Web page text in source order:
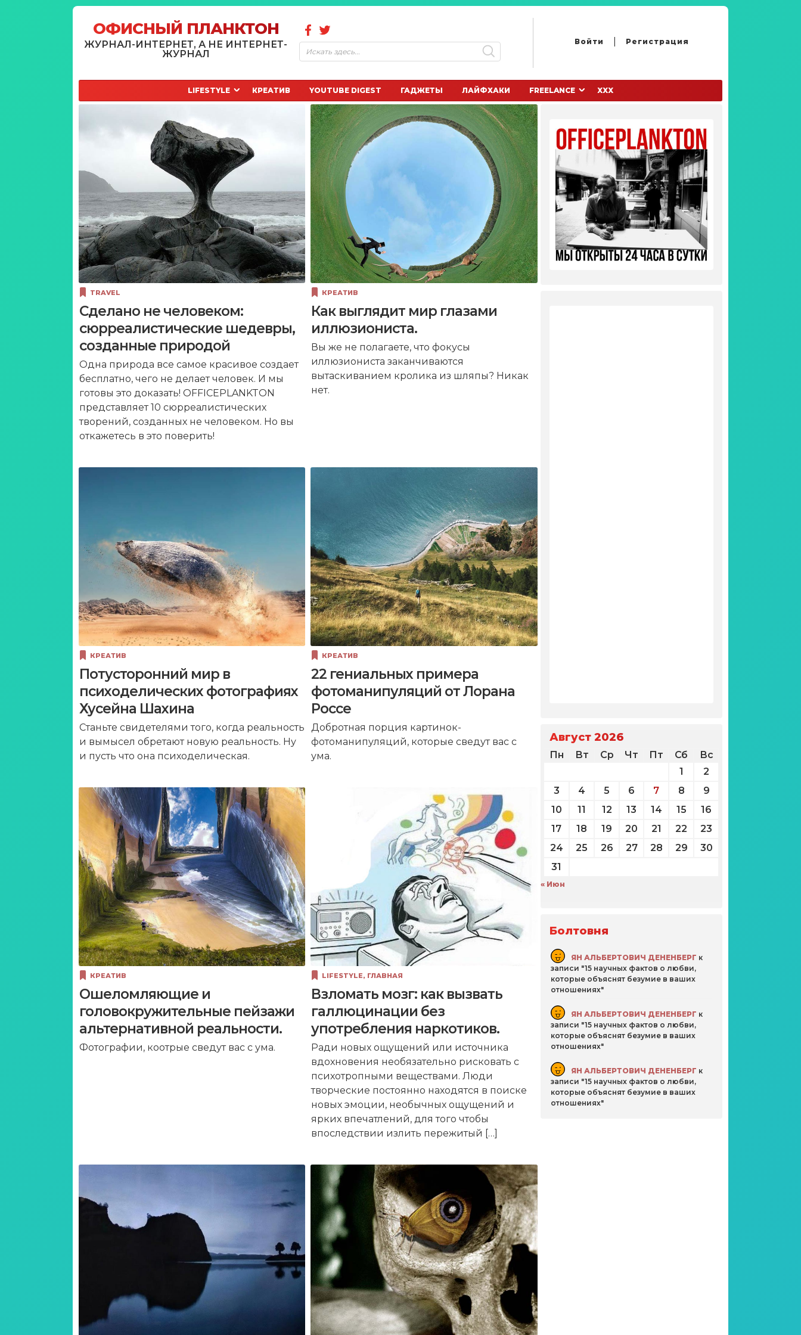
ОФИСНЫЙ ПЛАНКТОН
ЖУРНАЛ-ИНТЕРНЕТ, А НЕ ИНТЕРНЕТ-
ЖУРНАЛ
Войти Регистрация
LIFESTYLE КРЕАТИВ YOUTUBE DIGEST ГАДЖЕТЫ ЛАЙФХАКИ FREELANCE XXX
TRAVEL
Сделано не человеком:
сюрреалистические шедевры,
созданные природой
Одна природа все самое красивое создает
бесплатно, чего не делает человек. И мы
готовы это доказать! OFFICEPLANKTON
представляет 10 сюрреалистических
творений, созданных не человеком. Но вы
откажетесь в это поверить!
КРЕАТИВ
Как выглядит мир глазами
иллюзиониста.
Вы же не полагаете, что фокусы
иллюзиониста заканчиваются
вытаскиванием кролика из шляпы? Никак
нет.
КРЕАТИВ
Потусторонний мир в
психоделических фотографиях
Хусейна Шахина
Станьте свидетелями того, когда реальность
и вымысел обретают новую реальность. Ну
и пусть что она психоделическая.
КРЕАТИВ
22 гениальных примера
фотоманипуляций от Лорана
Россе
Добротная порция картинок-
фотоманипуляций, которые сведут вас с
ума.
КРЕАТИВ
Ошеломляющие и
головокружительные пейзажи
альтернативной реальности.
Фотографии, коотрые сведут вас с ума.
LIFESTYLE, ГЛАВНАЯ
Взломать мозг: как вызвать
галлюцинации без
употребления наркотиков.
Ради новых ощущений или источника
вдохновения необязательно рисковать с
психотропными веществами. Люди
творческие постоянно находятся в поиске
новых эмоции, необычных ощущений и
ярких впечатлений, для того чтобы
впоследствии излить пережитый […]
Август 2026
Пн Вт Ср Чт Пт Сб
Вс
1
2
3
4 5 6 7 8
9
10
11 12 13 14 15
16
17
18 19 20 21 22
23
24
25 26 27 28 29
30
31
« Июн
Болтовня
ЯН АЛЬБЕРТОВИЧ ДЕНЕНБЕРГ к
записи
15 научных фактов о любви,
которые объяснят безумие в ваших
отношениях
ЯН АЛЬБЕРТОВИЧ ДЕНЕНБЕРГ к
записи
15 научных фактов о любви,
которые объяснят безумие в ваших
отношениях
ЯН АЛЬБЕРТОВИЧ ДЕНЕНБЕРГ к
записи
15 научных фактов о любви,
которые объяснят безумие в ваших
отношениях